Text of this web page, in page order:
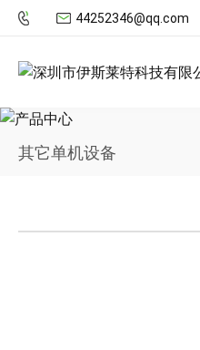
44252346@qq.com
其它单机设备